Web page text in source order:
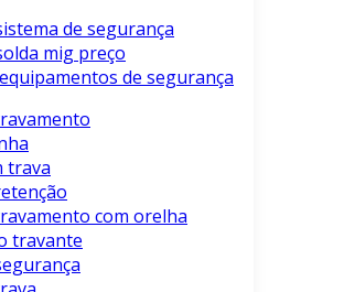
de segurança
mig preço
de segurança
trava
com orelha
travante